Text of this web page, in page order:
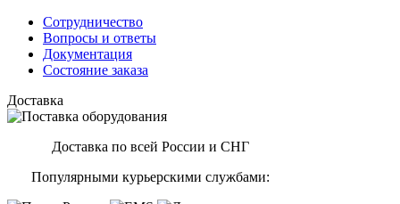
Сотрудничество
Вопросы и ответы
Документация
Состояние заказа
Доставка
Доставка по всей России и СНГ
Популярными курьерскими службами: